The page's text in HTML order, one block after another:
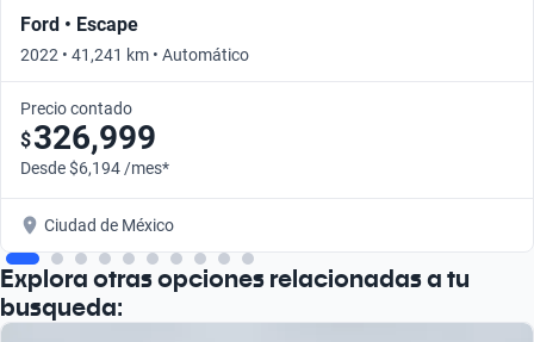
Ford • Escape
2022 • 41,241 km • Automático
Precio contado
$326,999
Desde $6,194 /mes*
Ciudad de México
Explora otras opciones relacionadas a tu
busqueda: